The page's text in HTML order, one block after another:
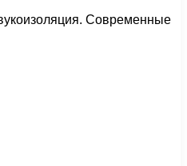
Современные